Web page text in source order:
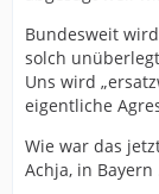
Bundesweit
solch
Uns wird
eigentliche
Wie war das
Achja, in Bayern